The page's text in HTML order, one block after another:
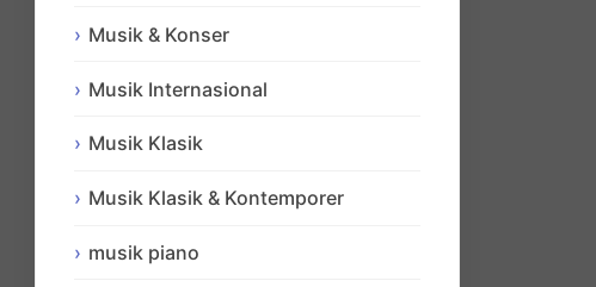
Musik & Konser
Musik Internasional
Musik Klasik
Musik Klasik & Kontemporer
musik piano